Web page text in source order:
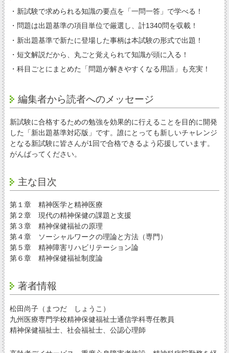
・新試験で求められる知識の要点を「一問一答」で学べる！
・問題は出題基準の項目単位で厳選し、計1340問を収載！
・新出題基準で新たに登場した事柄は本試験の形式で出題！
・短文解説だから、丸ごと覚えられて知識が頭に入る！
・科目ごとにまとめた「問題が解きやすくなる用語」も充実！
編集者から読者へのメッセージ
新試験に合格するための勉強を効果的に行えることを目的に開発
した「新出題基準対応版」です。誰にとっても新しいチャレンジ
となる新試験に皆さんが1回で合格できるよう応援しています。
がんばってください。
主な目次
第１章 精神医学と精神医療
第２章 現代の精神保健の課題と支援
第３章 精神保健福祉の原理
第４章 ソーシャルワークの理論と方法（専門）
第５章 精神障害リハビリテーション論
第６章 精神保健福祉制度論
著者情報
松田尚子（まつだ しょうこ）
九州医療専門学校精神保健福祉士通信学科専任教員
精神保健福祉士、社会福祉士、公認心理師